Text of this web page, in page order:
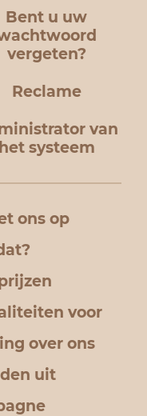
Bent u uw
vergeten?
Reclame
van
het systeem
ons op
voor
over ons
uit